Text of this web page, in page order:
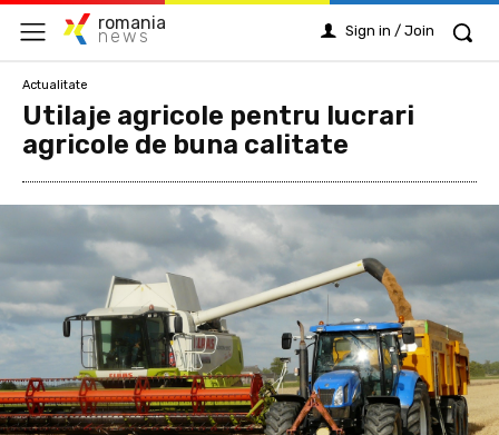
romania
news Sign in / Join
Actualitate
Utilaje agricole pentru lucrari
agricole de buna calitate